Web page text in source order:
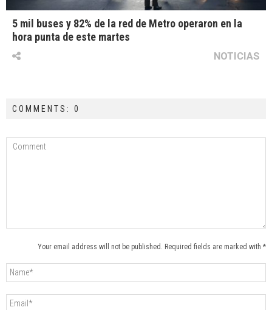
5 mil buses y 82% de la red de Metro operaron en la
hora punta de este martes
NOTICIAS
COMMENTS: 0
Your email address will not be published. Required fields are marked with *